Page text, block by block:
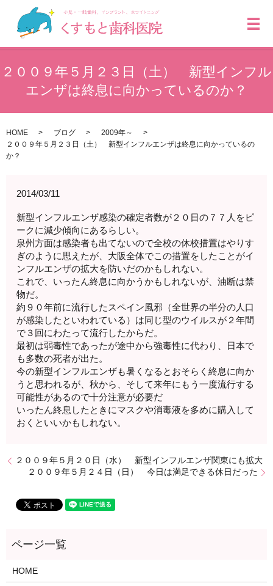
メ
２００９年５月２３日（土） 新型インフル
エンザは終息に向かっているのか？
HOME ブログ
2009年～
２００９年５月２３日（土） 新型インフルエンザは終息に向かっているの
か？
2014/03/11
新型インフルエンザ感染の確定者数が２０日の７７人をピ
ークに減少傾向にあるらしい。
泉州方面は感染者も出てないので全校の休校措置はやりす
ぎのように思えたが、大阪全体でこの措置をしたことがイ
ンフルエンザの拡大を防いだのかもしれない。
これで、いったん終息に向かうかもしれないが、油断は禁
物だ。
約９０年前に流行したスペイン風邪（全世界の半分の人口
が感染したといわれている）は同じ型のウイルスが２年間
で３回にわたって流行したからだ。
最初は弱毒性であったが途中から強毒性に代わり、日本で
も多数の死者が出た。
今の新型インフルエンザも暑くなるとおそらく終息に向か
うと思われるが、秋から、そして来年にもう一度流行する
可能性があるので十分注意が必要だ
いったん終息したときにマスクや消毒液を多めに購入して
おくといいかもしれない。
２００９年５月２０日（水） 新型インフルエンザ関東にも拡大
２００９年５月２４日（日） 今日は満足できる休日だった
HOME